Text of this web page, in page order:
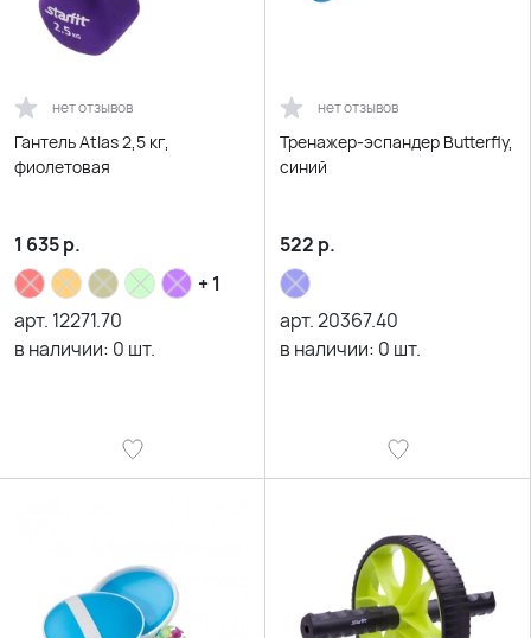
нет отзывов
Гантель Atlas 2,5 кг,
фиолетовая
1 635р.
+ 1
арт. 12271.70
в наличии: 0 шт.
нет отзывов
Тренажер-эспандер Butterfly,
синий
522 р.
арт.20367.40
в наличии: 0 шт.